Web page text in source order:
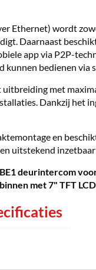
Ethernet) wordt
Daarnaast
app via P2P-
kunnen bedienen via
met
Dankzij het
en
uitstekend
deurintercom
met 7" TFT